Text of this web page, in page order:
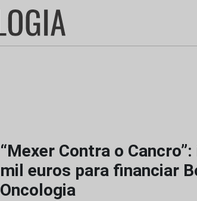
“Mexer Contra o
mil euros para financiar
Oncologia